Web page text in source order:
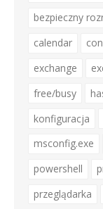
bezpieczny
calendar
exchange
free/busy
konfiguracja
msconfig.exe
powershell
przeglądarka